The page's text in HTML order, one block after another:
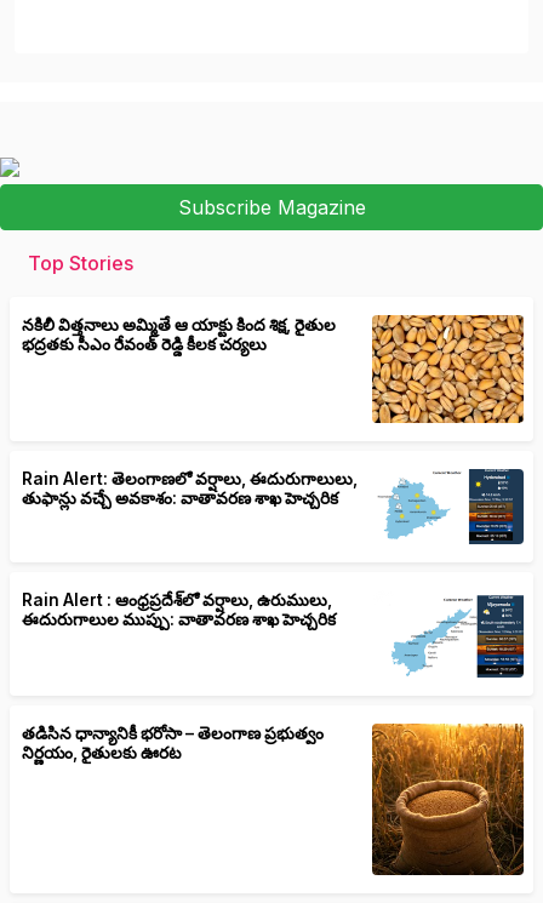
Subscribe Magazine
Top Stories
నకిలీ విత్తనాలు అమ్మితే ఆ యాక్టు కింద శిక్ష, రైతుల
భద్రతకు సీఎం రేవంత్ రెడ్డి కీలక చర్యలు
Rain Alert: తెలంగాణలో వర్షాలు, ఈదురుగాలులు,
తుఫాన్లు వచ్చే అవకాశం: వాతావరణ శాఖ హెచ్చరిక
Rain Alert : ఆంధ్రప్రదేశ్‌లో వర్షాలు, ఉరుములు,
ఈదురుగాలుల ముప్పు: వాతావరణ శాఖ హెచ్చరిక
తడిసిన ధాన్యానికీ భరోసా – తెలంగాణ ప్రభుత్వం
నిర్ణయం, రైతులకు ఊరట